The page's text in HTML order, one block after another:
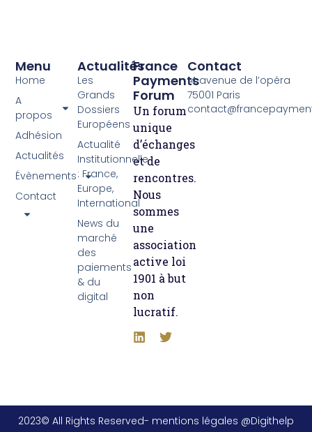
France
Payments
Forum
Un forum
unique
d’échanges
et de
rencontres.
Nous
sommes
une
association
active loi
1901 à but
non
lucratif.
Actualités
Les
Grands
Dossiers
Européens
Actualité
Institutionnelle
: France,
Europe,
International
News du
marché
des
paiements
& du
digital
Menu
Home
A
propos
Adhésion
Actualités
Évènements
Contact
Contact
14 avenue de l’opéra
75001 Paris
2023© All Rights Reserved- mentions légales @Digithelp